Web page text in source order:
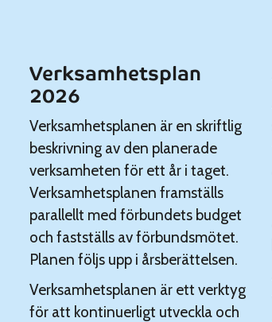
Verksamhetsplan
2026
Verksamhetsplanen är en skriftlig
beskrivning av den planerade
verksamheten för ett år i taget.
Verksamhetsplanen framställs
parallellt med förbundets budget
och fastställs av förbundsmötet.
Planen följs upp i årsberättelsen.
Verksamhetsplanen är ett verktyg
för att kontinuerligt utveckla och